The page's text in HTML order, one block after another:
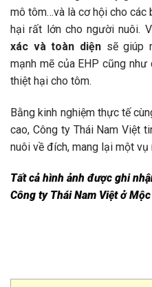
mô tôm…và là cơ hội cho các
hại rất lớn cho người nuôi.
xác và toàn diệnsẽ giúp
mạnh mẽ của EHP cũng
thiệt hại cho tôm.
Bằng kinh nghiệm thực tế
cao, Công ty Thái Nam Việt
nuôi về đích, mang lại một vụ
Tất cả hình ảnh được ghi
Công ty Thái Nam Việt ở